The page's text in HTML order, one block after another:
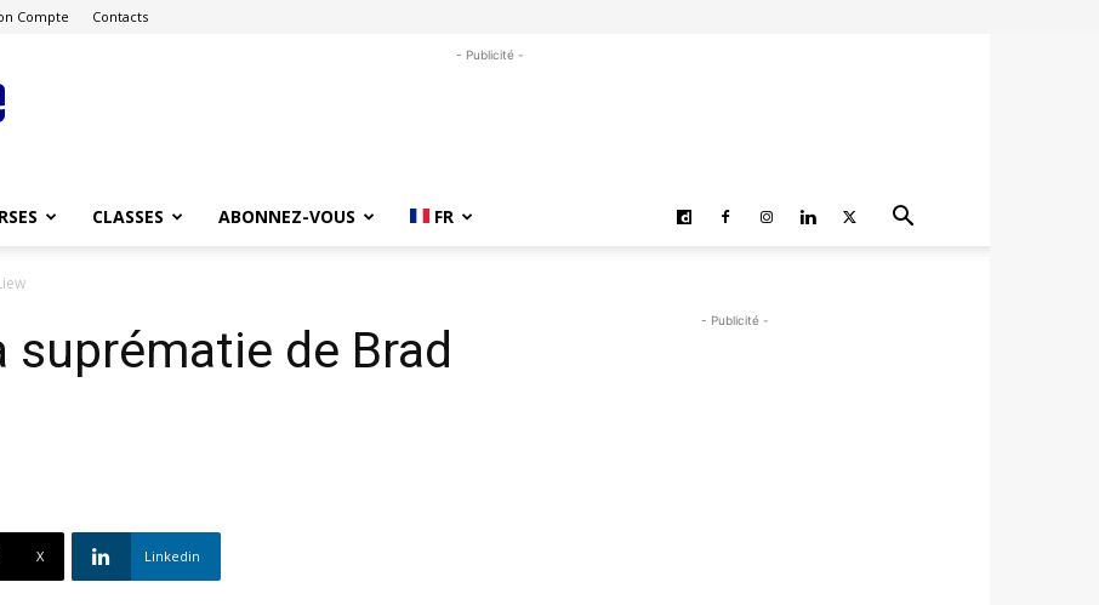
Compte Contacts
- Publicité -
CLASSES ABONNEZ-VOUS FR
suprématie de Brad
X Linkedin
- Publicité -